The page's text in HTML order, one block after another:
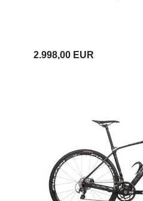
2.998,00 EUR